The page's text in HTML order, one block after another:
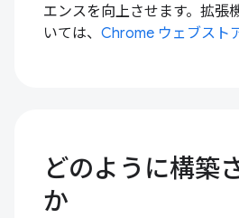
エンスを向上させます。拡張
いては、 Chrome ウェブスト
どのように構築
か